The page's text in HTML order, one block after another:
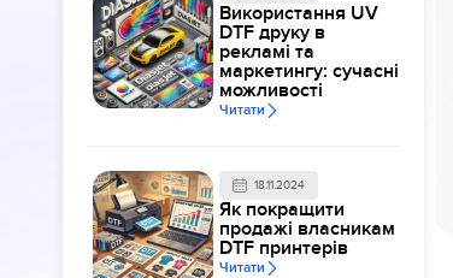
Використання UV
DTF друку в
рекламі та
маркетингу: сучасні
можливості
Читати
18.11.2024
Як покращити
продажі власникам
DTF принтерів
Читати